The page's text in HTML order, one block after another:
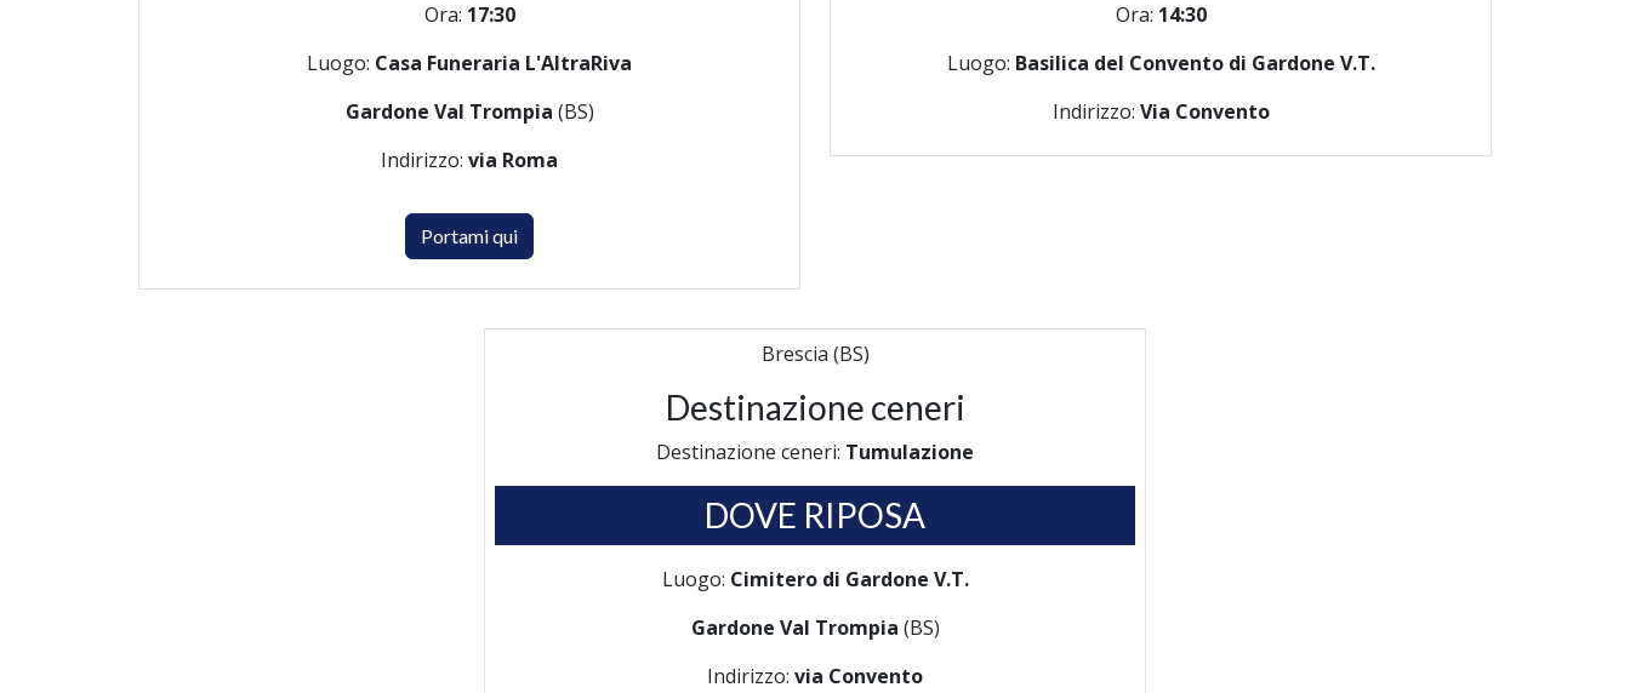
Ora: 17:30
Luogo: Casa Funeraria L'AltraRiva
Gardone Val Trompia (BS)
Indirizzo: via Roma
Portami qui
Ora: 14:30
Luogo: Basilica del Convento di Gardone V.T.
Indirizzo: Via Convento
Brescia (BS)
Destinazione ceneri
Destinazione ceneri: Tumulazione
DOVE RIPOSA
Luogo: Cimitero di Gardone V.T.
Gardone Val Trompia (BS)
Indirizzo: via Convento